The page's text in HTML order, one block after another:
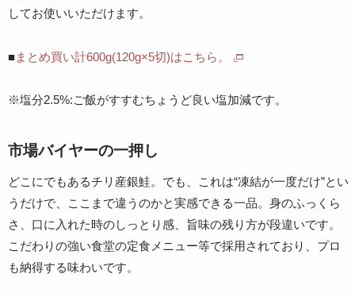
してお使いいただけます。
■まとめ買い計600g(120g×5切)はこちら。
※塩分2.5%:ご飯がすすむちょうど良い塩加減です。
市場バイヤーの一押し
どこにでもあるチリ産銀鮭。でも、これは“凍結が一度だけ”とい
うだけで、ここまで違うのかと実感できる一品。身のふっくら
さ、口に入れた時のしっとり感、旨味の残り方が段違いです。
こだわりの強い食堂の定食メニュー等で採用されており、プロ
も納得する味わいです。